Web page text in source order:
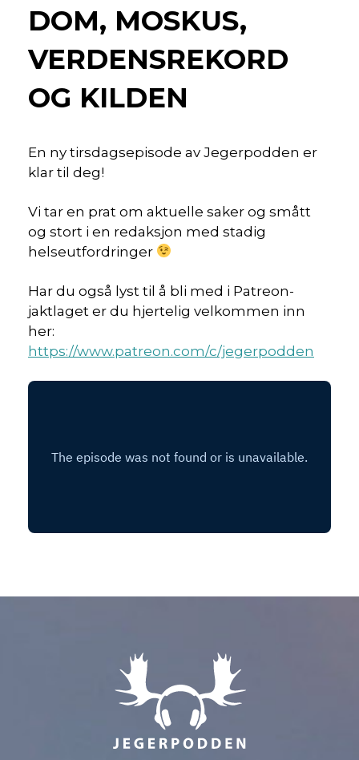
DOM, MOSKUS,
VERDENSREKORD
OG KILDEN
En ny tirsdagsepisode av Jegerpodden er
klar til deg!
Vi tar en prat om aktuelle saker og smått
og stort i en redaksjon med stadig
helseutfordringer
Har du også lyst til å bli med i Patreon-
jaktlaget er du hjertelig velkommen inn
her:
https://www.patreon.com/c/jegerpodden